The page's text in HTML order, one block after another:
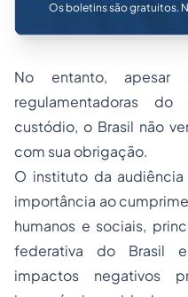
Os boletins são gratuitos.
No entanto, apesar
regulamentadoras
custódio, o Brasil não
com sua obrigação.
O instituto da
importância ao
humanos e sociais,
federativa do Brasil
impactos negativos